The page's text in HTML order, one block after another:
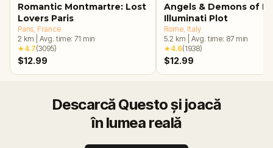
Romantic Montmartre: Lost
Lovers Paris
Paris , France
2 km Avg. time: 71 min
★4.7(3095)
$12.99
Angels & Demons of
Illuminati Plot
Rome , Italy
5.2 km Avg. time: 87 min
★4.6(1938)
$12.99
Descarcă Questo și joacă
în lumea reală